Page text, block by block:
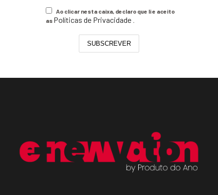
Ao clicar nesta caixa, declaro que li e aceito
as Políticas de Privacidade
SUBSCREVER